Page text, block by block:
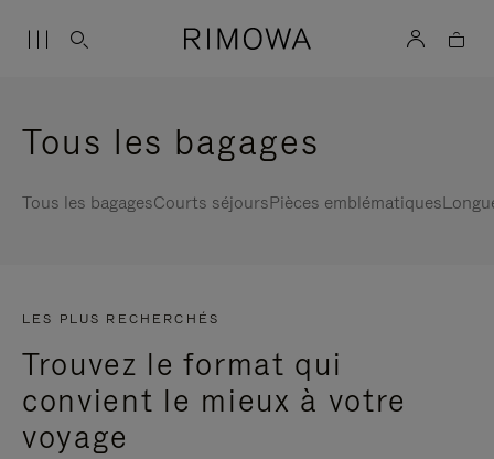
Tous les bagages
Tous les bagagesCourts séjoursPièces emblématiques
LES PLUS RECHERCHÉS
Trouvez le format qui
convient le mieux à votre
voyage